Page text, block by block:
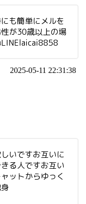
も簡単にメルを
が30歳以上の場
LINElaicai8858
2025-05-11 22:31:38
いですお互いに
る人ですお互い
ットからゆっく